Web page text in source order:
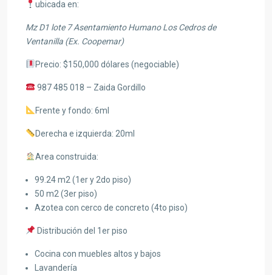
ubicada en:
Mz D1 lote 7 Asentamiento Humano Los Cedros de
Ventanilla (Ex. Coopemar)
Precio: $150,000 dólares (negociable)
987 485 018 – Zaida Gordillo
Frente y fondo: 6ml
Derecha e izquierda: 20ml
Area construida:
99.24 m2 (1er y 2do piso)
50 m2 (3er piso)
Azotea con cerco de concreto (4to piso)
Distribución del 1er piso
Cocina con muebles altos y bajos
Lavandería